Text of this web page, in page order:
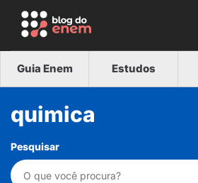
Guia Enem Estudos
quimica
Pesquisar